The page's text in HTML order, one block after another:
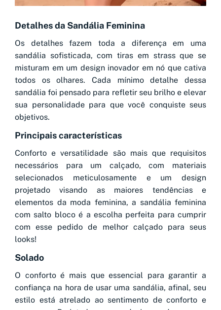
Detalhes da Sandália Feminina
Os detalhes fazem toda a diferença em uma
sandália sofisticada, com tiras em strass que se
misturam em um design inovador em nó que cativa
todos os olhares. Cada mínimo detalhe dessa
sandália foi pensado para refletir seu brilho e elevar
sua personalidade para que você conquiste seus
objetivos.
Principais características
Conforto e versatilidade são mais que requisitos
necessários para um calçado, com materiais
selecionados meticulosamente e um design
projetado visando as maiores tendências e
elementos da moda feminina, a sandália feminina
com salto bloco é a escolha perfeita para cumprir
com esse pedido de melhor calçado para seus
looks!
Solado
O conforto é mais que essencial para garantir a
confiança na hora de usar uma sandália, afinal, seu
estilo está atrelado ao sentimento de conforto e